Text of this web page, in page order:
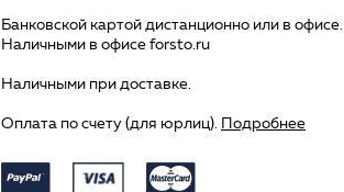
Банковской картой дистанционно или в офисе.
Наличными в офисе forsto.ru
Наличными при доставке.
Оплата по счету (для юрлиц). Подробнее